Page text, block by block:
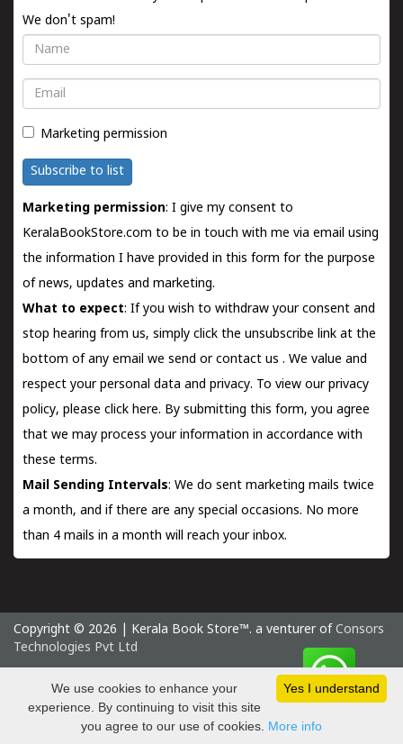
We don't spam!
Name
Email
Marketing permission
Subscribe to list
Marketing permission: I give my consent to
KeralaBookStore.com to be in touch with me via email using
the information I have provided in this form for the purpose
of news, updates and marketing.
What to expect: If you wish to withdraw your consent and
stop hearing from us, simply click the unsubscribe link at the
bottom of any email we send orcontact us . We value and
respect your personal data and privacy. To view our privacy
policy, please click here. By submitting this form, you agree
that we may process your information in accordance with
these terms.
Mail Sending Intervals: We do sent marketing mails twice
a month, and if there are any special occasions. No more
than 4 mails in a month will reach your inbox.
Copyright © 2026 | Kerala Book Store™. a venturer of Consors
Technologies Pvt Ltd
Friday 7 August, 2026 IST
Yes I understand
We use cookies to enhance your
experience. By continuing to visit this site
you agree to our use of cookies. More info